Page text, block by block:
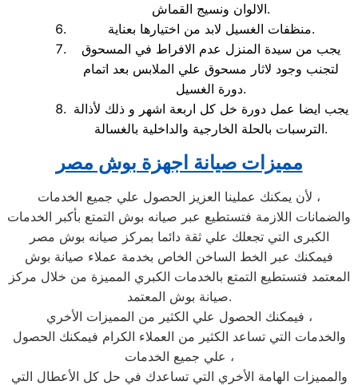
الالوان ونسيج القماش.
منظفات الغسيل لابد من اختيارها بعناية.
يجب من سيدة المنزل عدم الافراط في المسحوق
لتجنب وجود لاثار مسحوق علي الملابس بعد اتمام
دورة الغسيل.
يجب ايضا عمل دورة خل كل اربعة اشهر و ذلك لأذالة
الترسبات بالحلة الخارجية والداخلية بالغسالة.
مميزات صيانة اجهزة بوش مصر
لأن يمكنك عملينا العزيز الحصول علي جميع الخدمات ،
والضمانات اللازمة فتستطيع عبر صيانه بوش التمتع بأكبر الخدمات
الكبرى التي تجعلك علي ثقة دائما بمركز صيانه بوش مصر
فيمكنك عبر الخط الساخن الخاص بخدمة عملاء صيانة بوش
المعتمد فتستطيع التمتع بالخدمات الكبري المميزة من خلال مركز
صيانة بوش المعتمد.
فيمكنك الحصول علي الكثير من المميزات الأخري ،
والخدمات التي تساعد الكثير من العملاء الكرام فيمكنك الحصول
علي جميع الخدمات ،
والمميزات الهامة الأخري التي تساعدك في حل كل الأعطال التي